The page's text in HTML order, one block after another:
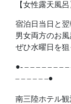
【女性露天風呂
宿泊日当日と
男女両方のお
ぜひ水曜日を
●- – – – – – – –
– – – – – –●
南三陸ホテル